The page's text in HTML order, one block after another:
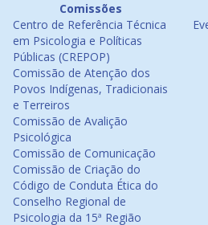
Comissões
Centro de Referência Técnica
em Psicologia e Políticas
Públicas (CREPOP)
Comissão de Atenção dos
Povos Indígenas, Tradicionais
e Terreiros
Comissão de Avalição
Psicológica
Comissão de Comunicação
Comissão de Criação do
Código de Conduta Ética do
Conselho Regional de
Psicologia da 15ª Região